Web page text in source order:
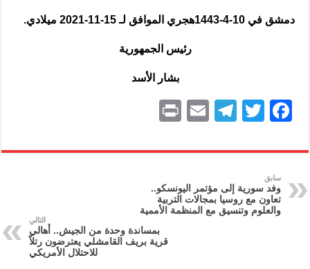
دمشق في 10-4-1443هجري الموافق لـ 15-11-2021 ميلادي.
رئيس الجمهورية
بشار الأسد
F
c
e
b
o
T
itt
er
T
e
a
m
E
ai
nt
سابق
وفد سورية إلى مؤتمر اليونسكو..
تعاون مع روسيا بمجالات التربية
والعلوم وتنسيق مع المنظمة الأممية
التالي
بمساندة وحدة من الجيش.. أهالي
قرية بريف القامشلي يعترضون رتلاً
للاحتلال الأمريكي